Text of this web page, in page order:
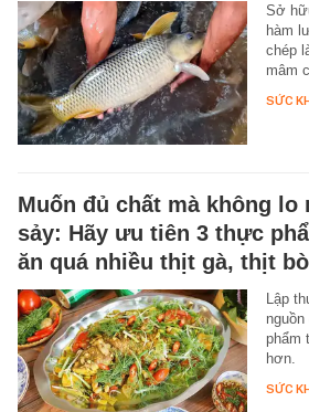
Sở
hàm
chép
mâm
SỨC
Muốn đủ chất mà không lo
sảy: Hãy ưu tiên 3 thực
ăn quá nhiều thịt gà, thịt bò
Lập
phẩm
hơn.
SỨC